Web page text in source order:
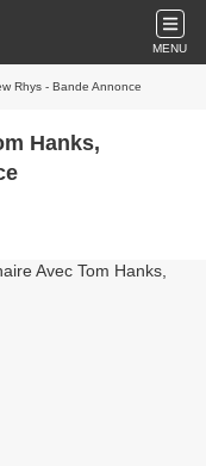
MENU
Rhys - Bande Annonce
Hanks,